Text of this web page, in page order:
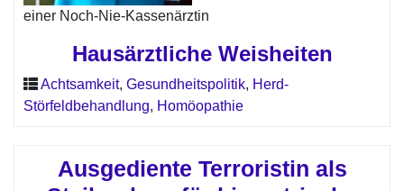
einer Noch-Nie-Kassenärztin
Hausärztliche Weisheiten
Achtsamkeit, Gesundheitspolitik, Herd-
Störfeldbehandlung, Homöopathie
Ausgediente Terroristin als